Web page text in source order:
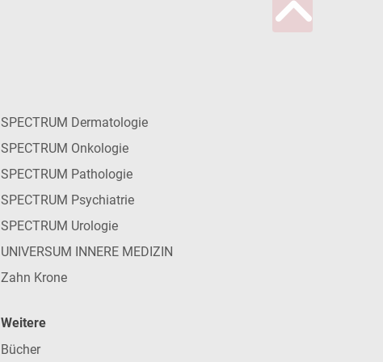
SPECTRUM Dermatologie
SPECTRUM Onkologie
SPECTRUM Pathologie
SPECTRUM Psychiatrie
SPECTRUM Urologie
UNIVERSUM INNERE MEDIZIN
Zahn Krone
Weitere
Bücher